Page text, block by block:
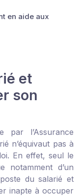
en aide aux
et
son
par l’Assurance
n’équivaut pas à
En effet, seul le
notamment d’un
du salarié et
inapte à occuper